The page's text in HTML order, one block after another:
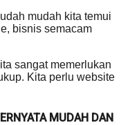
mudah kita temui
bisnis semacam
sangat memerlukan
Kita perlu website
MUDAH DAN